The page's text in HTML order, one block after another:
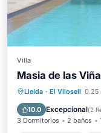
Villa
Masia de las
Lleida · El Vilosell 0.25
10.0 Excepcional(2
3 Dormitorios 2 baños
Piscina